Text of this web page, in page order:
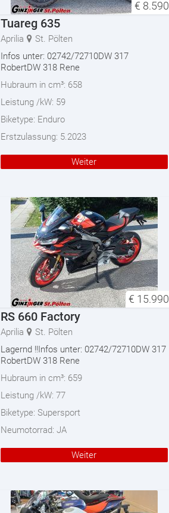
€ 8.590
Tuareg 635
Aprilia
St. Pölten
Infos unter: 02742/72710DW 317
RobertDW 318 Rene
Hubraum in cm³: 658
Leistung /kW: 59
Biketype: Enduro
Erstzulassung: 5.2023
Weiter
€ 15.990
RS 660 Factory
Aprilia
St. Pölten
Lagernd !!Infos unter: 02742/72710DW 317
RobertDW 318 Rene
Hubraum in cm³: 659
Leistung /kW: 77
Biketype: Supersport
Neumotorrad: JA
Weiter